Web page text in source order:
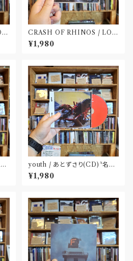
CRASH OF RHINOS / LOG
BOOK(CD)
¥1,980
youth / あとずさり(CD)〝名古
屋〟
¥1,980